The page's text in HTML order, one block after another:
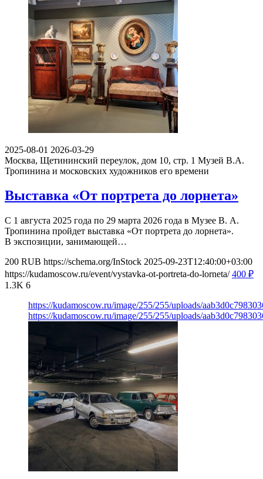
2025-08-01 2026-03-29
Москва, Щетининский переулок, дом 10, стр. 1 Музей В.А.
Тропинина и московских художников его времени
Выставка «От портрета до лорнета»
С 1 августа 2025 года по 29 марта 2026 года в Музее В. А.
Тропинина пройдет выставка «От портрета до лорнета».
В экспозиции, занимающей…
200 RUB https://schema.org/InStock 2025-09-23T12:40:00+03:00
https://kudamoscow.ru/event/vystavka-ot-portreta-do-lorneta/ 400 ₽
1.3K 6
https://kudamoscow.ru/image/255/255/uploads/
https://kudamoscow.ru/image/255/255/uploads/